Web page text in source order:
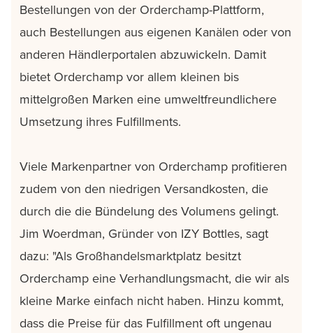
Bestellungen von der Orderchamp-Plattform,
auch Bestellungen aus eigenen Kanälen oder von
anderen Händlerportalen abzuwickeln. Damit
bietet Orderchamp vor allem kleinen bis
mittelgroßen Marken eine umweltfreundlichere
Umsetzung ihres Fulfillments.
Viele Markenpartner von Orderchamp profitieren
zudem von den niedrigen Versandkosten, die
durch die die Bündelung des Volumens gelingt.
Jim Woerdman, Gründer von IZY Bottles, sagt
dazu: "Als Großhandelsmarktplatz besitzt
Orderchamp eine Verhandlungsmacht, die wir als
kleine Marke einfach nicht haben. Hinzu kommt,
dass die Preise für das Fulfillment oft ungenau